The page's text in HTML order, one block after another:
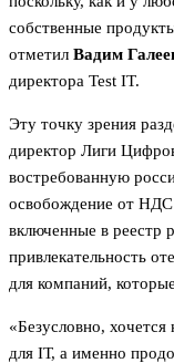
собственные
отметил Вадим
директора Test IT.
Эту точку зрения
директор Лиги
востребованную
освобождение от НДС
включенные в реестр
привлекательность
для компаний,
«Безусловно, хочется
для IТ, а именно